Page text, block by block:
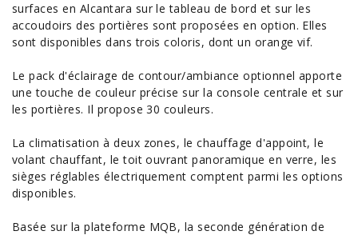
surfaces en Alcantara sur le tableau de bord et sur les
accoudoirs des portières sont proposées en option. Elles
sont disponibles dans trois coloris, dont un orange vif.
Le pack d'éclairage de contour/ambiance optionnel apporte
une touche de couleur précise sur la console centrale et sur
les portières. Il propose 30 couleurs.
La climatisation à deux zones, le chauffage d'appoint, le
volant chauffant, le toit ouvrant panoramique en verre, les
sièges réglables électriquement comptent parmi lesoptions
disponibles.
Basée sur la plateforme MQB, la seconde génération de